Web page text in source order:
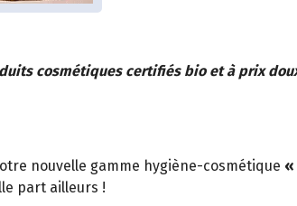
cosmétiques certifiés bio et à prix
nouvelle gamme hygiène-cosmétique «
part ailleurs !